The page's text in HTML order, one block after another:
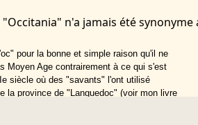
n'a jamais été synonyme
pour la bonne et simple raison qu'il ne
Moyen Age contrairement à ce qui s'est
siècle où des "savants" l'ont utilisé
la province de "Languedoc" (voir mon livre